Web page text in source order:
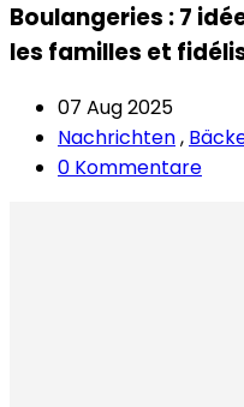
Boulangeries : 7
les familles et
07 Aug 2025
Nachrichten,
0 Kommentare